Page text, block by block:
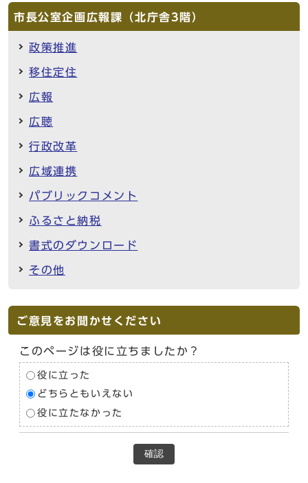
市長公室企画広報課（北庁舎3階）
政策推進
移住定住
広報
広聴
行政改革
広域連携
パブリックコメント
ふるさと納税
書式のダウンロード
その他
ご意見をお聞かせください
このページは役に立ちましたか？
役に立った
どちらともいえない
役に立たなかった
確認